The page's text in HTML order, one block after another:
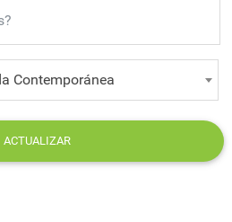
Contemporánea
ACTUALIZAR